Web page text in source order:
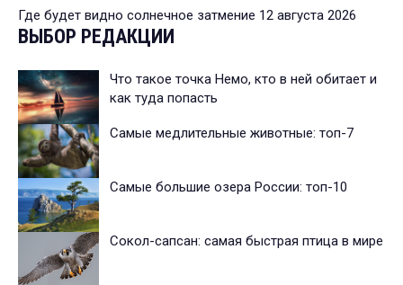
Где будет видно солнечное затмение 12 августа 2026
ВЫБОР РЕДАКЦИИ
Что такое точка Немо, кто в ней обитает и
как туда попасть
Самые медлительные животные: топ-7
Самые большие озера России: топ-10
Сокол-сапсан: самая быстрая птица в мире